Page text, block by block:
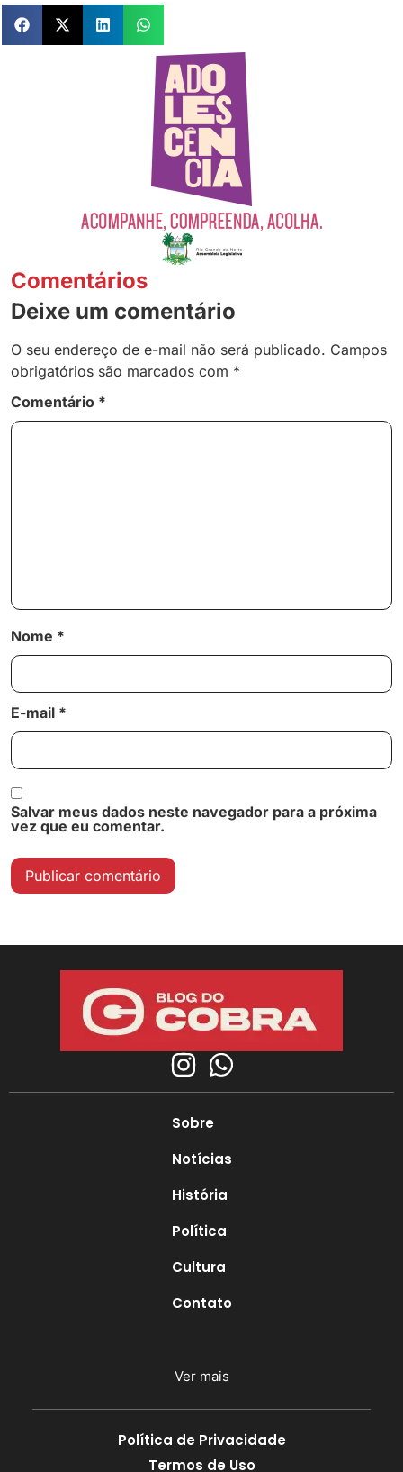
Comentários
Deixe um comentário
O seu endereço de e-mail não será publicado. Campos
obrigatórios são marcados com *
Comentário *
Nome *
E-mail *
Salvar meus dados neste navegador para a próxima
vez que eu comentar.
Sobre
Notícias
História
Política
Cultura
Contato
Ver mais
Política de Privacidade
Termos de Uso